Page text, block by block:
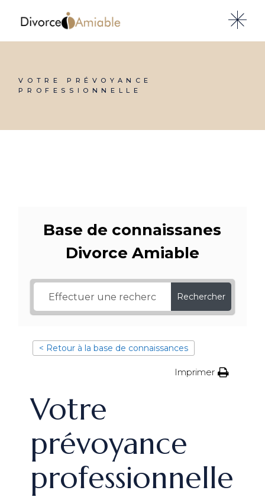
VOTRE PRÉVOYANCE
PROFESSIONNELLE
Base de connaissanes
Divorce Amiable
Rechercher
< Retour à la base de connaissances
Imprimer
Votre
prévoyance
professionnelle